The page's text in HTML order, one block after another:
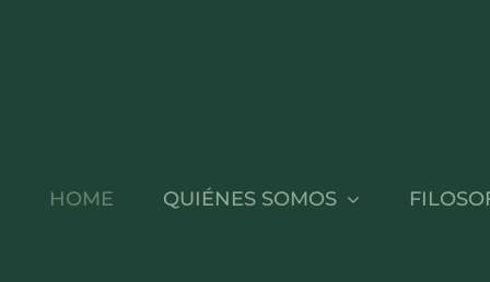
HOME QUIÉNES SOMOS